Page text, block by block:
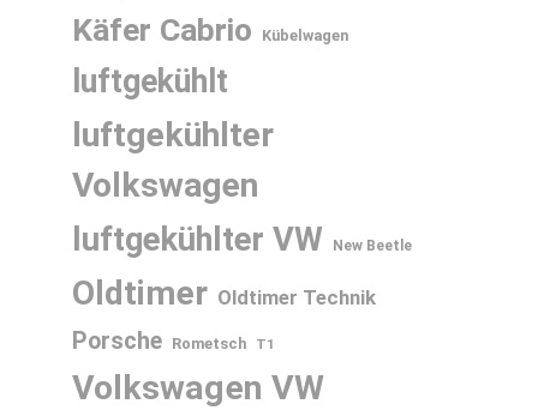
Käfer Cabrio Kübelwagen
luftgekühlt
luftgekühlter
Volkswagen
luftgekühlter VW New Beetle
Oldtimer Oldtimer Technik
Porsche Rometsch T1
Volkswagen VW